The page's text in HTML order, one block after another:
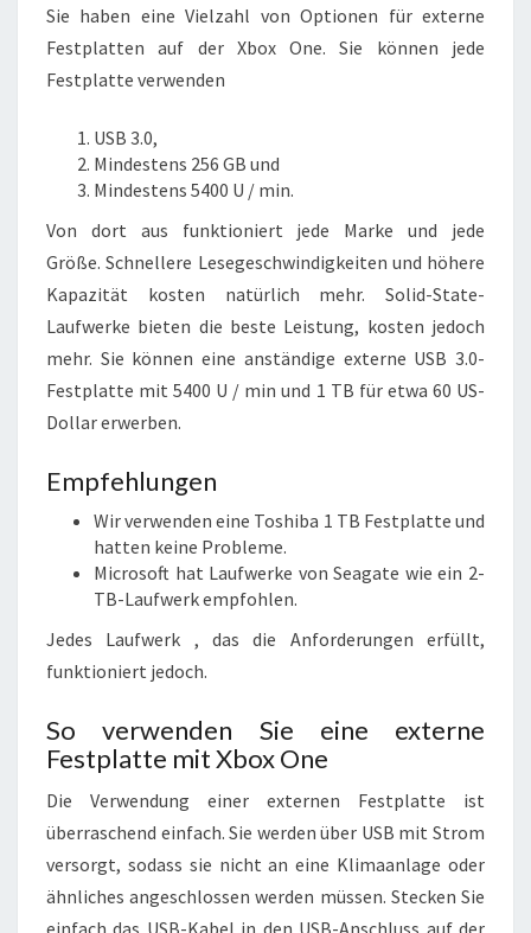
Sie haben eine Vielzahl von Optionen für externe
Festplatten auf der Xbox One. Sie können jede
Festplatte verwenden
USB 3.0,
Mindestens 256 GB und
Mindestens 5400 U / min.
Von dort aus funktioniert jede Marke und jede
Größe. Schnellere Lesegeschwindigkeiten und höhere
Kapazität kosten natürlich mehr. Solid-State-
Laufwerke bieten die beste Leistung, kosten jedoch
mehr. Sie können eine anständige externe USB 3.0-
Festplatte mit 5400 U / min und 1 TB für etwa 60 US-
Dollar erwerben.
Empfehlungen
Wir verwenden eine Toshiba 1 TB Festplatte und
hatten keine Probleme.
Microsoft hat Laufwerke von Seagate wie ein 2-
TB-Laufwerk empfohlen.
Jedes Laufwerk , das die Anforderungen erfüllt,
funktioniert jedoch.
So verwenden Sie eine externe
Festplatte mit Xbox One
Die Verwendung einer externen Festplatte ist
überraschend einfach. Sie werden über USB mit Strom
versorgt, sodass sie nicht an eine Klimaanlage oder
ähnliches angeschlossen werden müssen. Stecken Sie